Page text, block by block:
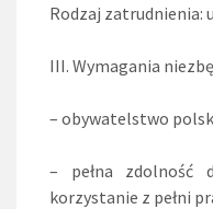
Rodzaj zatrudnienia:
III. Wymagania
– obywatelstwo
– pełna zdolność
korzystanie z pełni